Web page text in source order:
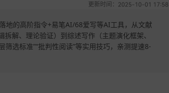
更新时间：2025-10-01 17:58
地的高阶指令+易笔AI/68爱写等AI工具，从文献
解、理论验证）到综述写作（主题演化框架、
筛选标准”“批判性阅读”等实用技巧，亲测提速8-